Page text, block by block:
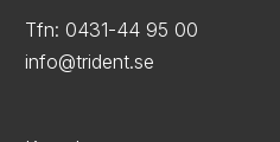
Tfn: 0431-44 95 00
info@trident.se